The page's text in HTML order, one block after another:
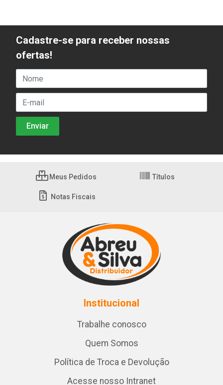
Cadastre-se para receber nossas
ofertas!
Meus Pedidos Títulos
Notas Fiscais
Institucional
Trabalhe conosco
Quem Somos
Política de Troca e Devolução
Acesse nosso Intranet